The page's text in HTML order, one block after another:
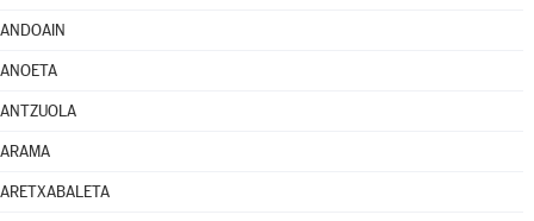
ANDOAIN
ANOETA
ANTZUOLA
ARAMA
ARETXABALETA